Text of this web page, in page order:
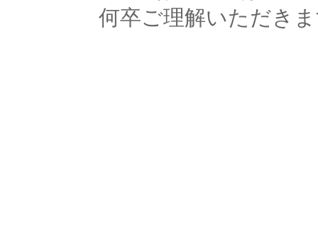
何卒ご理解いただき